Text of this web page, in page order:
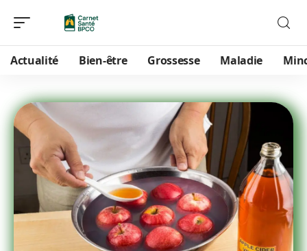
Actualité Bien-être Grossesse Maladie